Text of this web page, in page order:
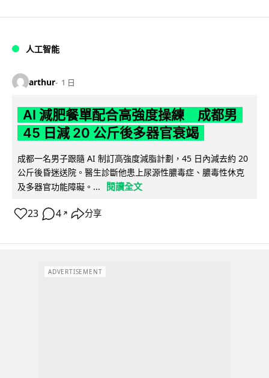
人工智能
arthur 1 日
AI 減肥餐單配合高強度操練 成都男
45 日減 20 公斤後多器官衰竭
成都一名男子跟隨 AI 制訂高強度減脂計劃，45 日內減去約 20
公斤後昏迷送院。醫生診斷他患上尿源性膿毒症、膿毒性休克
及多器官功能障礙。...
閱讀全文
23 4 ↗ 分享
ADVERTISEMENT